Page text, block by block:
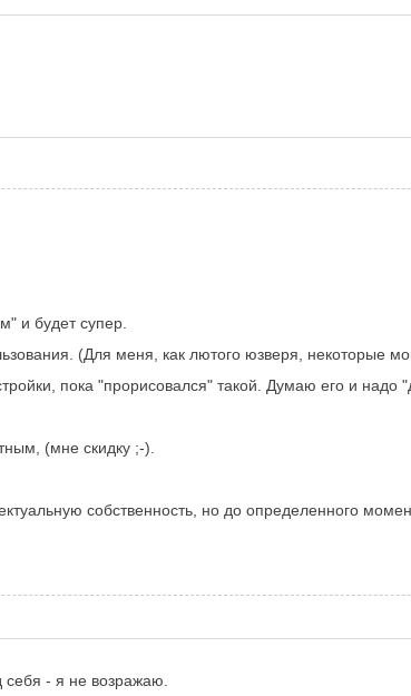
и будет супер.
(Для меня, как лютого юзверя, некоторые
пока "прорисовался" такой. Думаю его и надо
(мне скидку ;-).
собственность, но до определенного
себя - я не возражаю.